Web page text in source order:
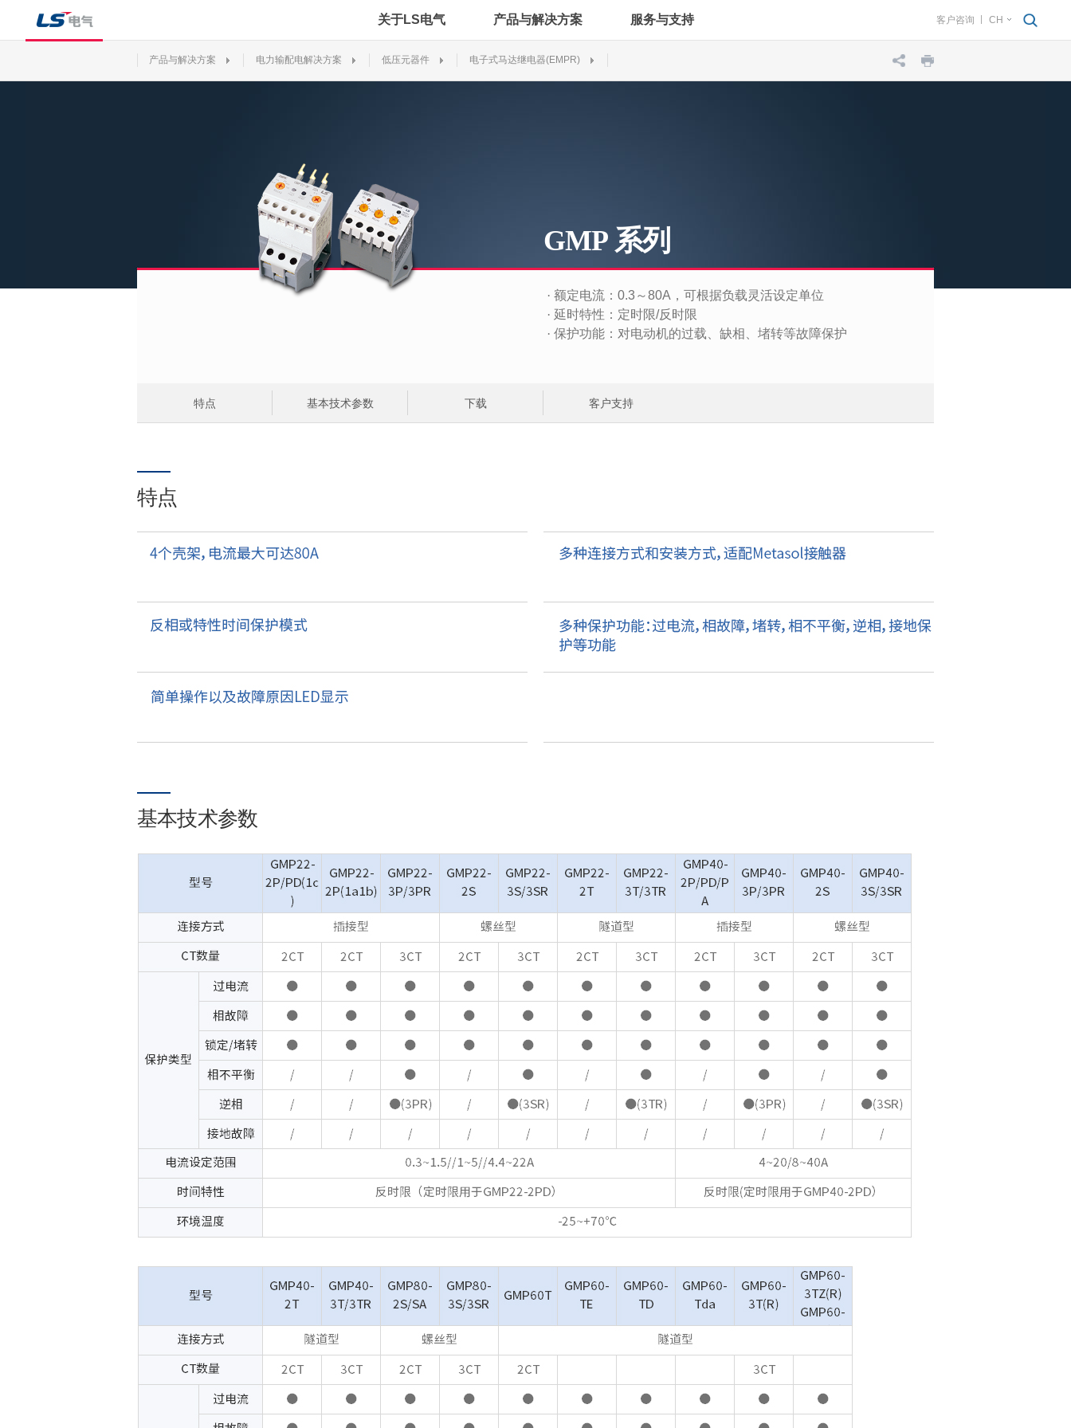
关于LS电气 产品与解决方案 服务与支持 客户咨询 CH
产品与解决方案 电力输配电解决方案 低压元器件 电子式马达继电器(EMPR)
GMP 系列
· 额定电流：0.3～80A，可根据负载灵活设定单位
· 延时特性：定时限/反时限
· 保护功能：对电动机的过载、缺相、堵转等故障保护
特点 基本技术参数 下载 客户支持
特点
基本技术参数